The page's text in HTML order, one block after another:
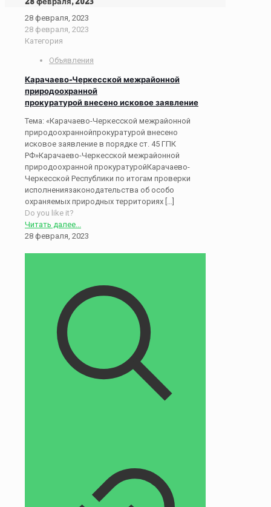
28 февраля, 2023
28 февраля, 2023
Категория
Объявления
Карачаево-Черкесской межрайонной
природоохранной
прокуратурой внесено исковое заявление
Тема: «Карачаево-Черкесской межрайонной
природоохраннойпрокуратурой внесено
исковое заявление в порядке ст. 45 ГПК
РФ»Карачаево-Черкесской межрайонной
природоохранной прокуратуройКарачаево-
Черкесской Республики по итогам проверки
исполнениязаконодательства об особо
охраняемых природных территориях […]
Do you like it?
Читать далее...
28 февраля, 2023